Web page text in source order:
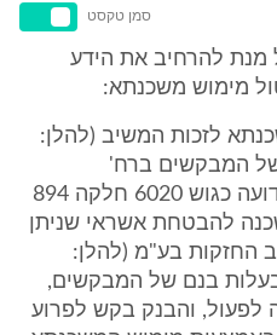
סמן טקסט
מנת להרחיב את הידע
מימוש משכנתא:
לזכות המשיב (להלן:
המבקשים ברח'
הספורטאים 24 בחולון - הידועה כגוש 6020 חלקה 894
להבטחת אשראי שניתן
החזקות בע"מ (להלן:
בנם של המבקשים,
לפעול, והבנק בקש לפרוע